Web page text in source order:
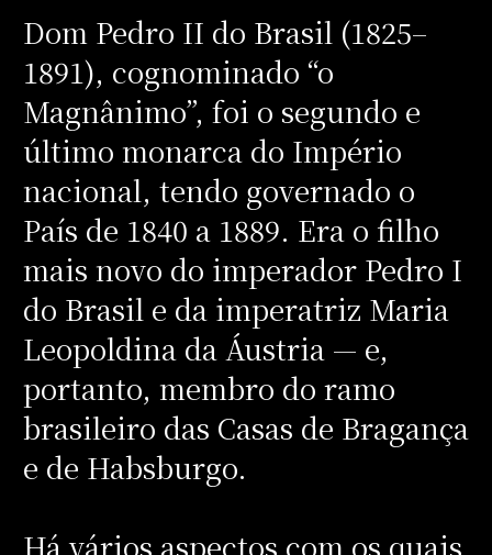
Dom Pedro II do Brasil (1825–
1891), cognominado “o
Magnânimo”, foi o segundo e
último monarca do Império
nacional, tendo governado o
País de 1840 a 1889. Era o filho
mais novo do imperador Pedro I
do Brasil e da imperatriz Maria
Leopoldina da Áustria — e,
portanto, membro do ramo
brasileiro das Casas de Bragança
e de Habsburgo.
Há vários aspectos com os quais